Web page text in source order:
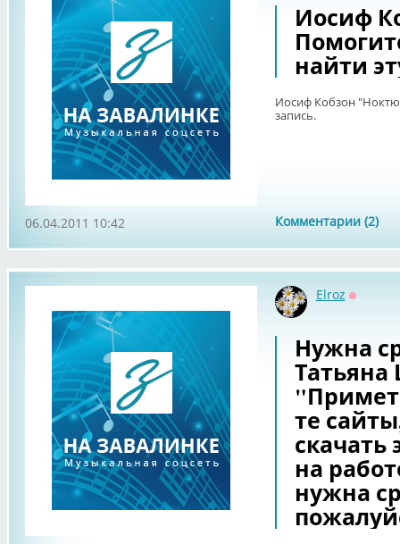
Иосиф
найти
Иосиф Кобзон
запись.
Комментарии (2)
06.04.2011 10:42
Elroz
Нужна
те
скачать
на
нужна